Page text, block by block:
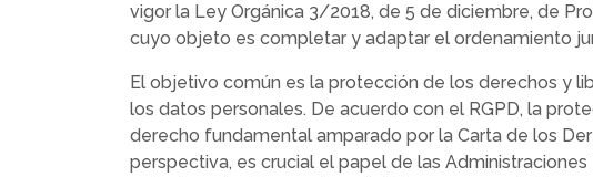
vigor la Ley Orgánica 3/2018, de 5 de diciembre, de
cuyo objeto es completar y adaptar el ordenamiento
El objetivo común es la protección de los derechos y
los datos personales. De acuerdo con el RGPD, la
derecho fundamental amparado por la Carta de los
perspectiva, es crucial el papel de las